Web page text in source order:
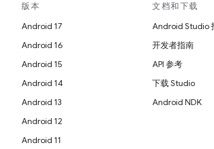
版本
Android 17
Android 16
Android 15
Android 14
Android 13
Android 12
Android 11
文档和下载
Android Studio
开发者指南
API 参考
下载 Studio
Android NDK